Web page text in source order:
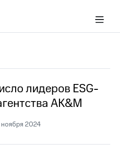
лидеров ESG-
AK&M
ноября 2024